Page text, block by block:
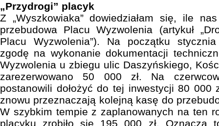
„Przydrogi” placyk
Z „Wyszkowiaka” dowiedziałam się, ile
przebudowa Placu Wyzwolenia (artykuł
Placu Wyzwolenia”). Na początku
zgodę na wykonanie dokumentacji
Wyzwolenia u zbiegu ulic Daszyńskiego,
zarezerwowano 50 000 zł. Na
postanowili dołożyć do tej inwestycji 80 000
znowu przeznaczają kolejną kasę do
W szybkim tempie z zaplanowanych na ten
placyku zrobiło się 195 000 zł. Oznacza